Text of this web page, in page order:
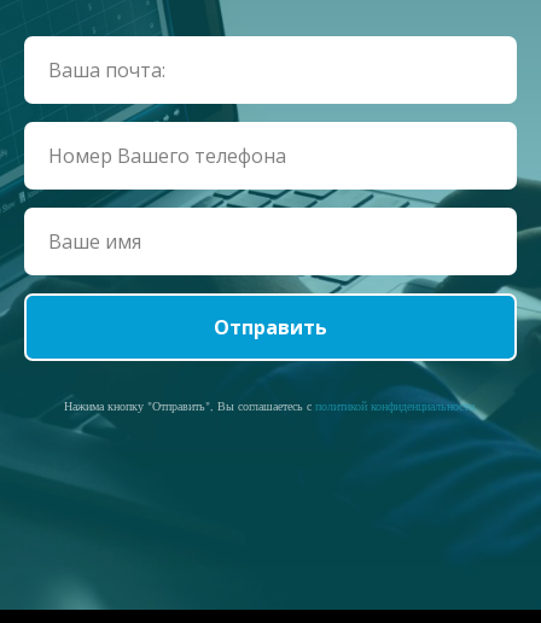
Отправить
Нажима кнопку "Отправить", Вы соглашаетесь с политикой конфиденциальности.